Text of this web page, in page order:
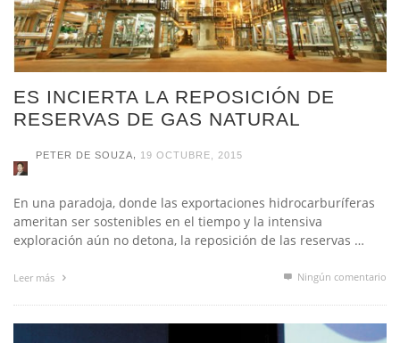
ES INCIERTA LA REPOSICIÓN DE
RESERVAS DE GAS NATURAL
ameritan ser sostenibles en el tiempo y la intensiva
exploración aún no detona, la reposición de las reservas …